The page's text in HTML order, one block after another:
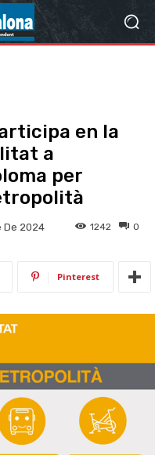
en la
a
per
De 2024 0
1242
Pinterest